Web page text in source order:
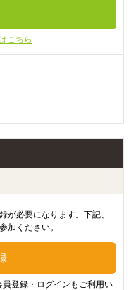
こちら
が必要になります。下記、
加ください。
登録・ログインもご利用い